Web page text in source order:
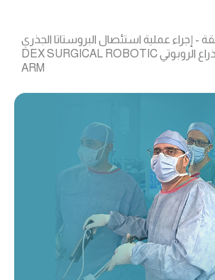
- إجراء عملية استئصال البروستاتا الجذري
الكامل باستخدام الذراع الروبوتي DEX SURGICAL ROBOTIC
ARM